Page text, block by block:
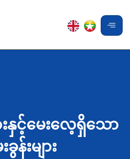
င့်မေးလေ့ရှိသော
ခွန်းများ